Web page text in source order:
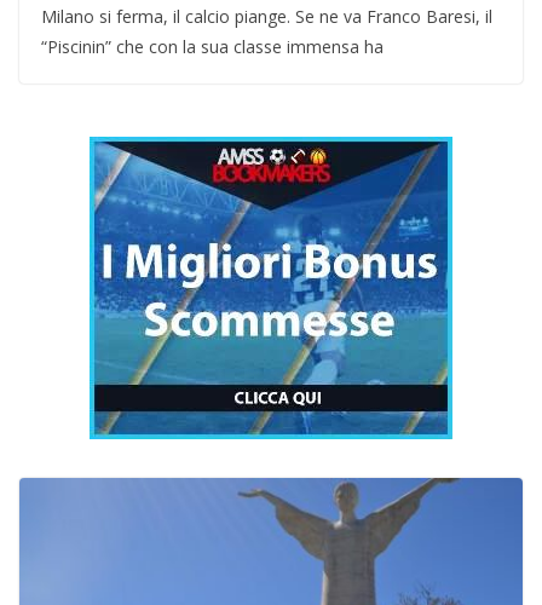
Milano si ferma, il calcio piange. Se ne va Franco Baresi, il
“Piscinin” che con la sua classe immensa ha